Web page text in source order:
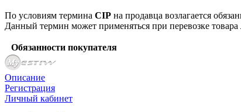
По условиям термина СIР на продавца возлагается
Данный термин может применяться при перевозке
Обязанности покупателя
Описание
Регистрация
Личный кабинет